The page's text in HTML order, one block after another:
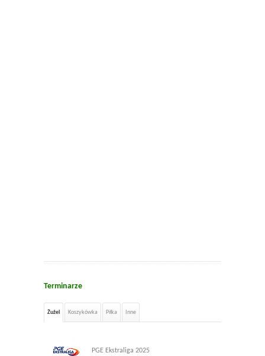
Terminarze
Żużel Koszykówka Piłka Inne
PGE Ekstraliga 2025